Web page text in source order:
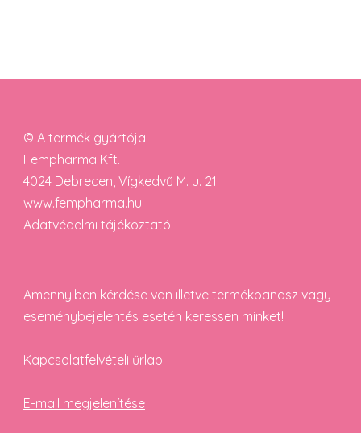
© A termék gyártója:
Fempharma Kft.
4024 Debrecen, Vígkedvű M. u. 21.
www.fempharma.hu
Adatvédelmi tájékoztató
Amennyiben kérdése van illetve termékpanasz vagy
eseménybejelentés esetén keressen minket!
Kapcsolatfelvételi űrlap
E-mail megjelenítése